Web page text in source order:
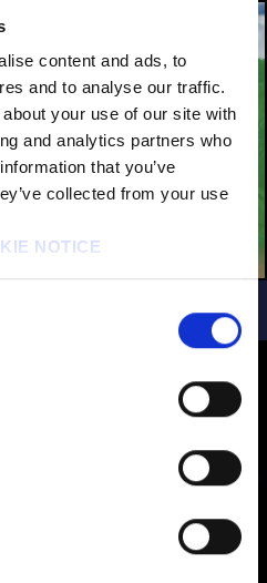
content and ads, to
and to analyse our traffic.
your use of our site with
and analytics partners who
that you’ve
collected from your use
NOTICE
[Italiano]